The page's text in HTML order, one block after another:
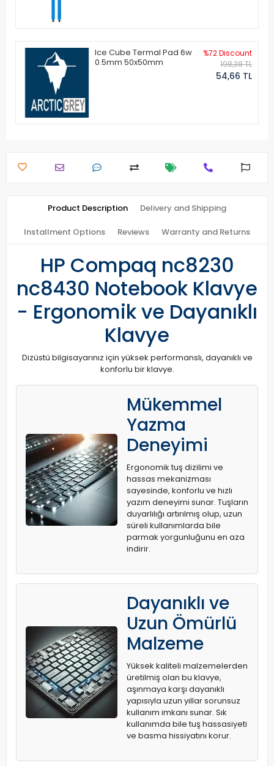
Ice Cube Termal Pad 6w
0.5mm 50x50mm
%72 Discount
198,38 TL
54,66 TL
Product Description Delivery and Shipping
Installment Options Reviews Warranty and Returns
HP Compaq nc8230
nc8430 Notebook Klavye
- Ergonomik ve Dayanıklı
Klavye
Dizüstü bilgisayarınız için yüksek performanslı, dayanıklı ve
konforlu bir klavye.
Mükemmel
Yazma
Deneyimi
Ergonomik tuş dizilimi ve
hassas mekanizması
sayesinde, konforlu ve hızlı
yazım deneyimi sunar. Tuşların
duyarlılığı artırılmış olup, uzun
süreli kullanımlarda bile
parmak yorgunluğunu en aza
indirir.
Dayanıklı ve
Uzun Ömürlü
Malzeme
Yüksek kaliteli malzemelerden
üretilmiş olan bu klavye,
aşınmaya karşı dayanıklı
yapısıyla uzun yıllar sorunsuz
kullanım imkanı sunar. Sık
kullanımda bile tuş hassasiyeti
ve basma hissiyatını korur.